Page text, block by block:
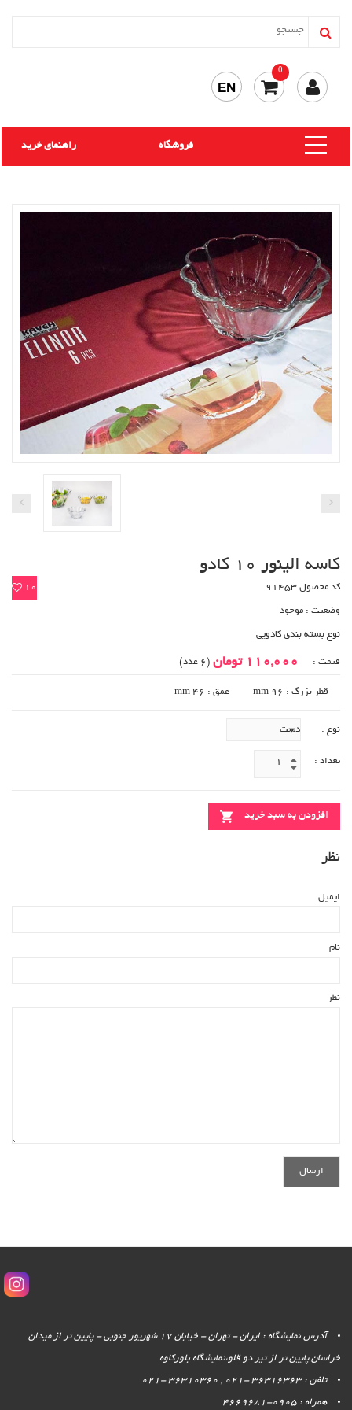
0
EN
راهنمای خرید فروشگاه
کاسه الینور 10 کادو
10 کد محصول 91453
وضعیت : موجود
نوع بسته بندی کادویی
قیمت : 110,000 تومان (6 عدد)
قطر بزرگ : 96 mm عمق : 46 mm
نوع :
تعداد :
افزودن به سبد خرید
نظر
ایمیل
نام
نظر
آدرس نمایشگاه : ایران - تهران - خیابان 17 شهریور جنوبی - پایین تر از میدان
خراسان پایین تر از تیر دو قلو،نمایشگاه بلورکاوه
تلفن : 36316363 -021 , 36310360 -021
همراه : 0905-4669681